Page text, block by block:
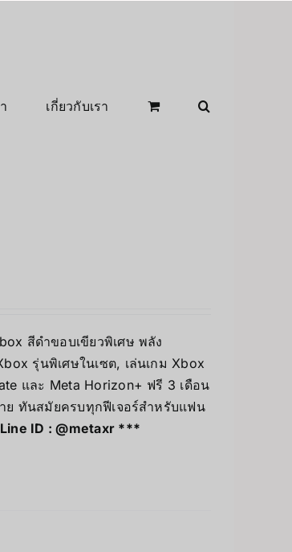
เกี่ยวกับเรา
สีดำขอบเขียวพิเศษ พลัง
รุ่นพิเศษในเซต, เล่นเกม Xbox
และ Meta Horizon+ ฟรี 3 เดือน
ย ทันสมัยครบทุกฟีเจอร์สำหรับแฟน
ID :@metaxr ***